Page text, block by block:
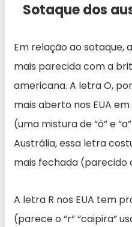
Sotaque dos
Em relação ao sotaque,
mais parecida com a
americana. A letra O,
mais aberto nos EUA
(uma mistura de “ó” e
Austrália, essa letra
mais fechada (parecido
A letra R nos EUA tem
(parece o “r” “caipira”